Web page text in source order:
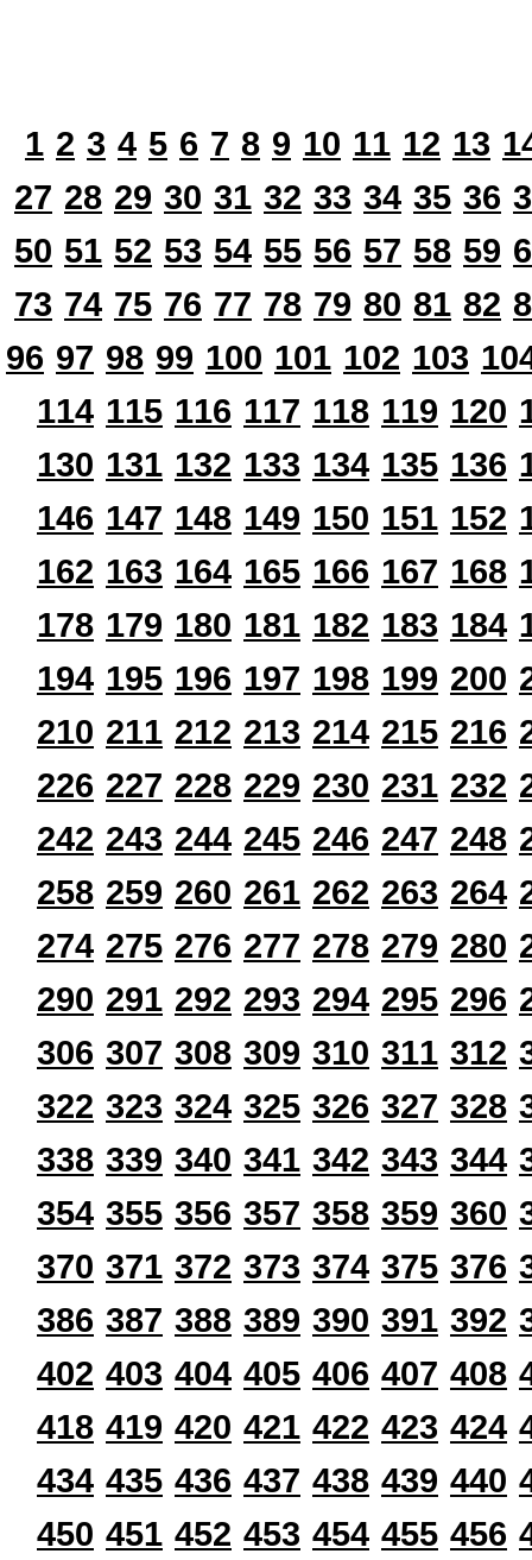
1 2 3 4 5 6 7 8 9 10 11 12 13
27 28 29 30 31 32 33 34 35 36
50 51 52 53 54 55 56 57 58 59
73 74 75 76 77 78 79 80 81 82
96 97 98 99 100 101 102 103
114 115 116 117 118 119 120
130 131 132 133 134 135 136
146 147 148 149 150 151 152
162 163 164 165 166 167 168
178 179 180 181 182 183 184
194 195 196 197 198 199 200
210 211 212 213 214 215 216
226 227 228 229 230 231 232
242 243 244 245 246 247 248
258 259 260 261 262 263 264
274 275 276 277 278 279 280
290 291 292 293 294 295 296
306 307 308 309 310 311 312
322 323 324 325 326 327 328
338 339 340 341 342 343 344
354 355 356 357 358 359 360
370 371 372 373 374 375 376
386 387 388 389 390 391 392
402 403 404 405 406 407 408
418 419 420 421 422 423 424
434 435 436 437 438 439 440
450 451 452 453 454 455 456